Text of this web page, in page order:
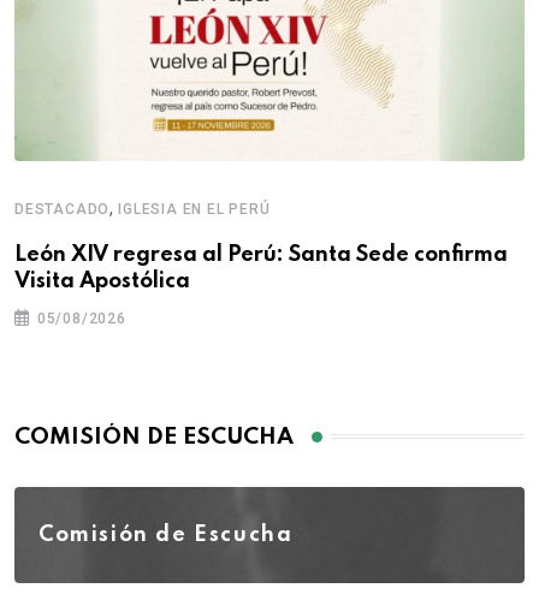
DESTACADO,IGLESIA EN EL PERÚ
León XIV regresa al Perú: Santa Sede confirma
Visita Apostólica
05/08/2026
COMISIÓN DE ESCUCHA
Comisión de Escucha